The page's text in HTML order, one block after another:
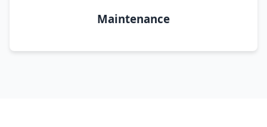
Maintenance